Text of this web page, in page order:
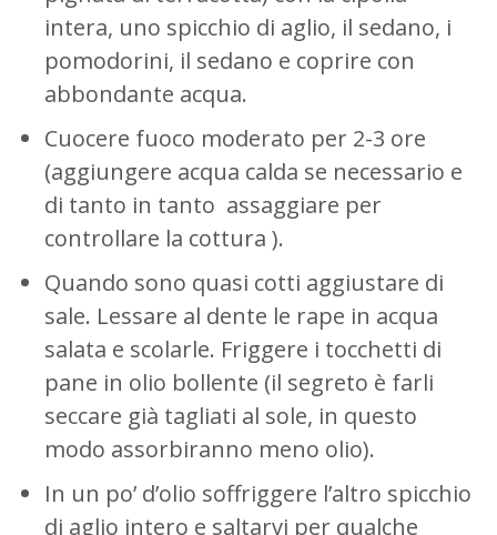
intera, uno spicchio di aglio, il sedano, i
pomodorini, il sedano e coprire con
abbondante acqua.
Cuocere fuoco moderato per 2-3 ore
(aggiungere acqua calda se necessario e
di tanto in tanto assaggiare per
controllare la cottura ).
Quando sono quasi cotti aggiustare di
sale. Lessare al dente le rape in acqua
salata e scolarle. Friggere i tocchetti di
pane in olio bollente (il segreto è farli
seccare già tagliati al sole, in questo
modo assorbiranno meno olio).
In un po’ d’olio soffriggere l’altro spicchio
di aglio intero e saltarvi per qualche
Autorizzo il trattamento dei dati secondo laPrivacy
Policy